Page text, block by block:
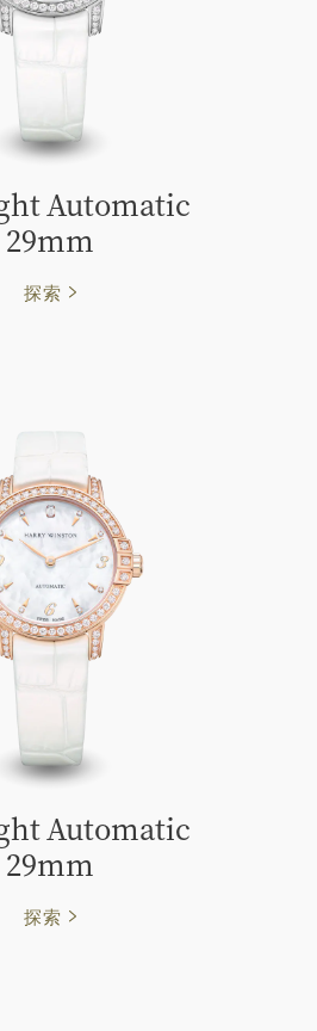
Automatic
29mm
探索
Automatic
29mm
探索